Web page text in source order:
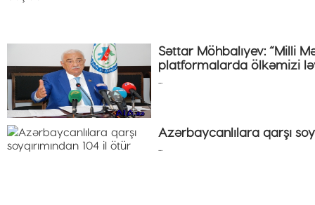
Səttar Möhbalıyev: “Milli
platformalarda ölkəmizi
Azərbaycanlılara qarşı